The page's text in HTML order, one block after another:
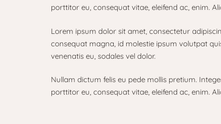
porttitor eu, consequat vitae, eleifend ac, enim.
Lorem ipsum dolor sit amet, consectetur
consequat magna, id molestie ipsum volutpat
venenatis eu, sodales vel dolor.
Nullam dictum felis eu pede mollis pretium.
porttitor eu, consequat vitae, eleifend ac, enim.